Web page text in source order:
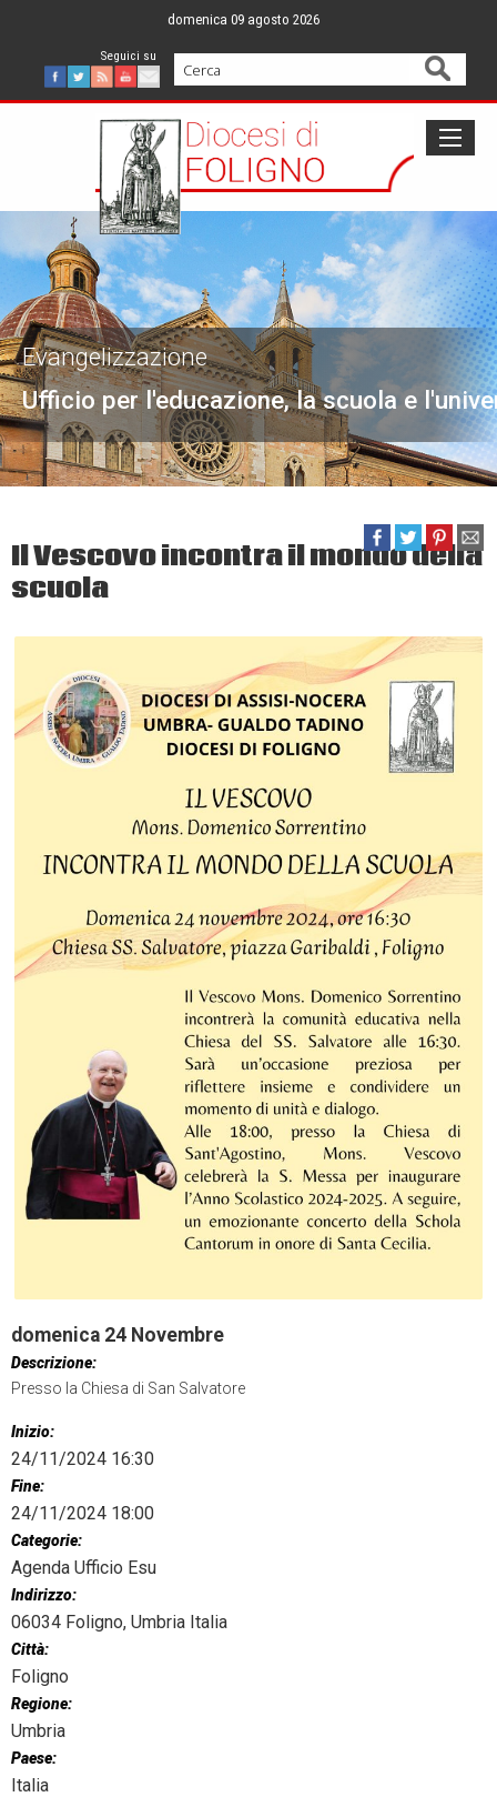
content
domenica 09 agosto 2026
Facebook
Twitter
FeedYoutube
Mail
Cerca
Ufficio per l'educazione, la scuola e
Evangelizzazione
Il Vescovo incontra il mondo della
scuola
domenica 24 Novembre
Descrizione:
Presso la Chiesa di San Salvatore
Inizio:
24/11/2024 16:30
Fine:
24/11/2024 18:00
Categorie:
Agenda Ufficio Esu
Indirizzo:
06034 Foligno, Umbria Italia
Città:
Foligno
Regione:
Umbria
Paese:
Italia